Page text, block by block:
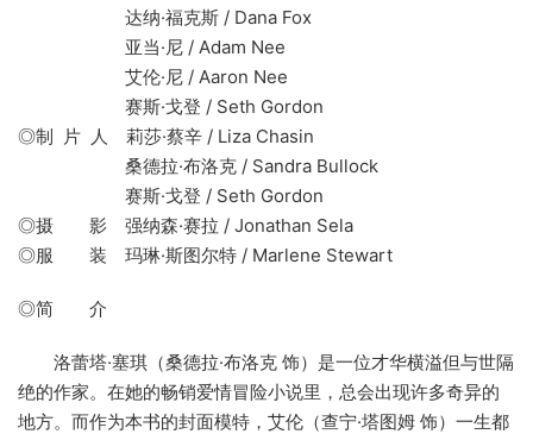
达纳·福克斯 / Dana Fox
亚当·尼 / Adam Nee
艾伦·尼 / Aaron Nee
赛斯·戈登 / Seth Gordon
◎制 片 人 莉莎·蔡辛 / Liza Chasin
桑德拉·布洛克 / Sandra Bullock
赛斯·戈登 / Seth Gordon
◎摄 影 强纳森·赛拉 / Jonathan Sela
◎服 装 玛琳·斯图尔特 / Marlene Stewart
◎简 介
洛蕾塔·塞琪（桑德拉·布洛克 饰）是一位才华横溢但与世隔
绝的作家。在她的畅销爱情冒险小说里，总会出现许多奇异的
地方。而作为本书的封面模特，艾伦（查宁·塔图姆 饰）一生都